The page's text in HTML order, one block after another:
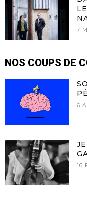
7
NOS COUPS DE
6
16